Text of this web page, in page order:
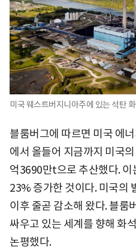
미국 웨스트버지니아주에 있는 석탄
블룸버그에 따르면 미국 에
에서 올들어 지금까지 미국
억3690만t으로 추산했다.
23% 증가한 것이다. 미국의
이후 줄곧 감소해 왔다. 블룸
싸우고 있는 세계를 향해 화
논평했다.